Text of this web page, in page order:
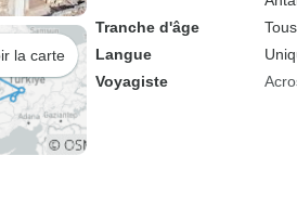
la carte
Tranche d'âge
Langue
Voyagiste